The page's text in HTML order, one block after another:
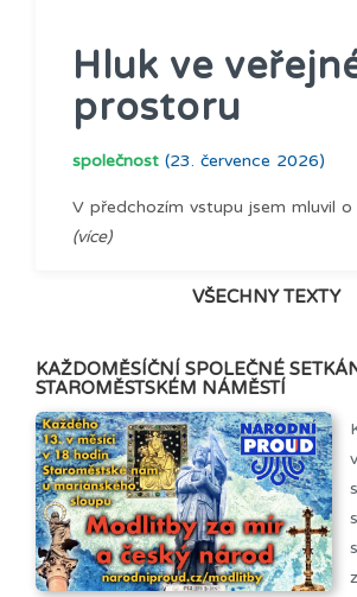
Hluk ve
prostoru
společnost (23. července 2026)
V předchozím vstupu jsem mluvil o
(více)
VŠECHNY TEXTY
KAŽDOMĚSÍČNÍ SPOLEČNÉ
STAROMĚSTSKÉM NÁMĚSTÍ